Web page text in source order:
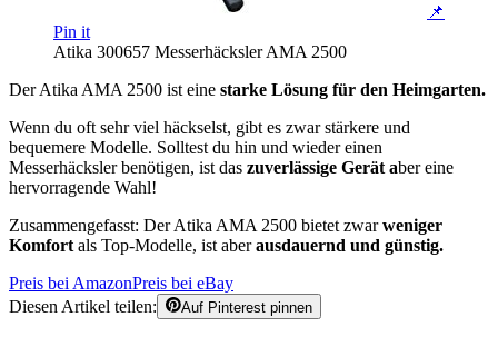
📌
Pin it
Atika 300657 Messerhäcksler AMA 2500
Der Atika AMA 2500 ist eine starke Lösung für den Heimgarten.
Wenn du oft sehr viel häckselst, gibt es zwar stärkere und
bequemere Modelle. Solltest du hin und wieder einen
Messerhäcksler benötigen, ist das zuverlässige Gerät aber eine
hervorragende Wahl!
Zusammengefasst: Der Atika AMA 2500 bietet zwarweniger
Komfort als Top-Modelle, ist aberausdauernd und günstig.
Preis bei AmazonPreis bei eBay
Diesen Artikel teilen:
Auf Pinterest pinnen